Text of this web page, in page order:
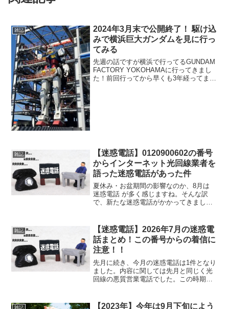
雑記
2024年3月末で公開終了！ 駆け込
みで横浜巨大ガンダムを見に行っ
てみる
先週の話ですが横浜で行ってるGUNDAM
FACTORY YOKOHAMAに行ってきまし
た！前回行ってから早くも3年経ってます
雑記
【迷惑電話】0120900602の番号
からインターネット光回線業者を
語った迷惑電話があった件
夏休み・お盆期間の影響なのか、8月は
迷惑電話 が多く感じますね。そんな訳
で、新たな迷惑電話がかかってきまし
惑電話っぽい番号から電話がかかっ...
雑記
【迷惑電話】2026年7月の迷惑電
話まとめ！この番号からの着信に
注意！！
先月に続き、今月の迷惑電話は1件となり
ました。内容に関しては先月と同じく光
回線の悪質営業電話でした。この時期は
った迷惑電話をまとめてみました！この
雑記
【2023年】今年は9月下旬によう